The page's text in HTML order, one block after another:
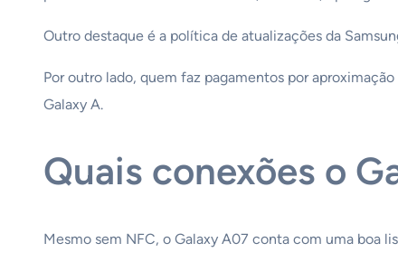
Outro destaque é a política de atualizações da
Por outro lado, quem faz pagamentos por
Galaxy A.
Quais conexões o
Mesmo sem NFC, o Galaxy A07 conta com uma boa